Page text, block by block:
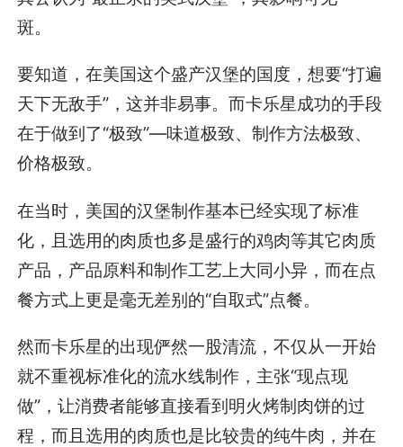
斑。
要知道，在美国这个盛产汉堡的国度，想要“打遍
天下无敌手”，这并非易事。而卡乐星成功的手段
在于做到了“极致”—味道极致、制作方法极致、
价格极致。
在当时，美国的汉堡制作基本已经实现了标准
化，且选用的肉质也多是盛行的鸡肉等其它肉质
产品，产品原料和制作工艺上大同小异，而在点
餐方式上更是毫无差别的“自取式”点餐。
然而卡乐星的出现俨然一股清流，不仅从一开始
就不重视标准化的流水线制作，主张“现点现
做”，让消费者能够直接看到明火烤制肉饼的过
程，而且选用的肉质也是比较贵的纯牛肉，并在